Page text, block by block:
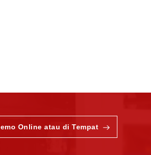
Online atau di Tempat